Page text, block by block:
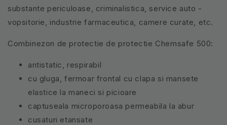
substante periculoase, criminalistica, service auto -
vopsitorie, industrie farmaceutica, camere curate, etc.
Combinezon de protectie de protectie Chemsafe 500:
antistatic, respirabil
cu gluga, fermoar frontal cu clapa si mansete
elastice la maneci si picioare
captuseala microporoasa permeabila la abur
cusaturi etansate